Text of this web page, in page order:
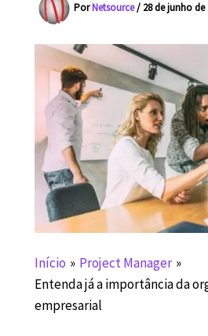
PorNetsource/ 28 de junho de
Início
Project Manager
Entenda já a importância da
empresarial